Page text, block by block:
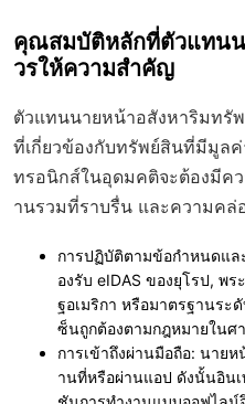
คุณสมบัติหลักที่ตัวแทน
วรให้ความสำคัญ
ตัวแทนนายหน้าอสังหาริมทรั
ที่เกี่ยวข้องกับทรัพย์สินที่มีมูล
ทรอนิกส์ในอุดมคติจะต้องมีค
านรวมที่ราบรื่น และความค
การปฏิบัติตามข้อกำหนดแล
องรับ eIDAS ของยุโรป, พ
ฐอเมริกา หรือมาตรฐานระ
ซ็นถูกต้องตามกฎหมายในศ
การเข้าถึงผ่านมือถือ: นายห
านที่หรือผ่านแอป ดังนั้นอิน